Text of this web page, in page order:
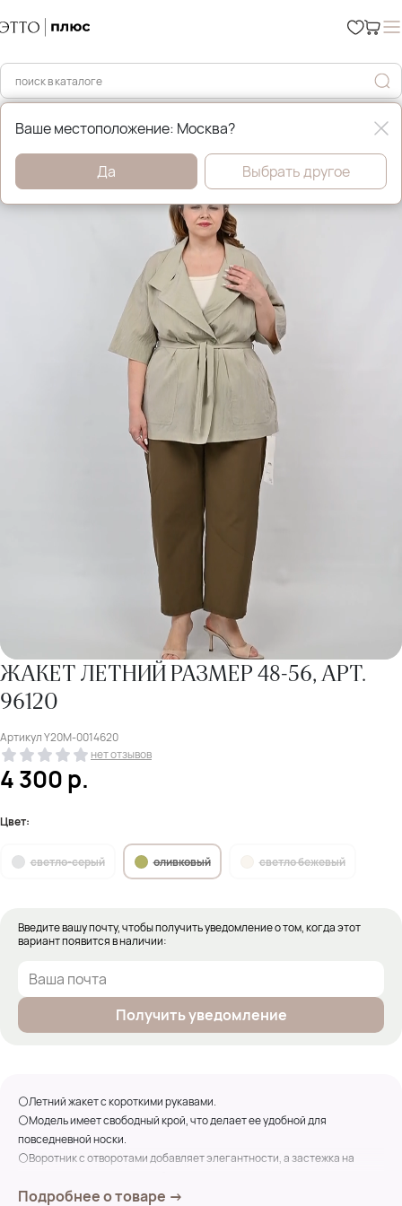
Главная Костюмы и комплекты
ЖАКЕТ ЛЕТНИЙ РАЗМЕР 48-56, АРТ.
96120
АртикулY20M-0014620
нет отзывов
4 300р.
Цвет:
светло-серый оливковый светло бежевый
Введите вашу почту, чтобы получить уведомление о том, когда этот
вариант появится в наличии:
Получить уведомление
⚪Летний жакет с короткими рукавами.
⚪Модель имеет свободный крой, что делает ее удобной для
повседневной носки.
⚪Воротник с отворотами добавляет элегантности, а застежка на
⚪На передней части расположены накладные карманы, которые
Подробнее о товаре →
Ваше местоположение: Москва?
Да Выбрать другое